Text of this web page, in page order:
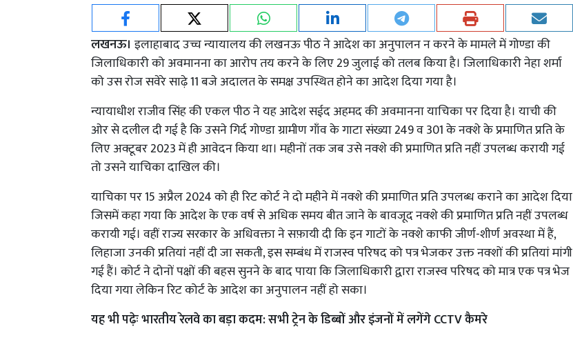
लखनऊ। इलाहाबाद उच्च न्यायालय की लखनऊ पीठ ने आदेश का अनुपालन न करने के मामले में गोण्डा की
जिलाधिकारी को अवमानना का आरोप तय करने के लिए 29 जुलाई को तलब किया है। जिलाधिकारी नेहा शर्मा
को उस रोज सवेरे साढ़े 11 बजे अदालत के समक्ष उपस्थित होने का आदेश दिया गया है।
न्यायाधीश राजीव सिंह की एकल पीठ ने यह आदेश सईद अहमद की अवमानना याचिका पर दिया है। याची की
ओर से दलील दी गई है कि उसने गिर्द गोण्डा ग्रामीण गाँव के गाटा संख्या 249 व 301 के नक्शे के प्रमाणित प्रति के
लिए अक्टूबर 2023 में ही आवेदन किया था। महीनों तक जब उसे नक्शे की प्रमाणित प्रति नहीं उपलब्ध करायी गई
तो उसने याचिका दाखिल की।
याचिका पर 15 अप्रैल 2024 को ही रिट कोर्ट ने दो महीने में नक्शे की प्रमाणित प्रति उपलब्ध कराने का आदेश दिया
जिसमें कहा गया कि आदेश के एक वर्ष से अधिक समय बीत जाने के बावजूद नक्शे की प्रमाणित प्रति नहीं उपलब्ध
करायी गई। वहीं राज्य सरकार के अधिवक्ता ने सफ़ायी दी कि इन गाटों के नक्शे काफी जीर्ण-शीर्ण अवस्था में हैं,
लिहाजा उनकी प्रतियां नहीं दी जा सकती, इस सम्बंध में राजस्व परिषद को पत्र भेजकर उक्त नक्शों की प्रतियां मांगी
गई हैं। कोर्ट ने दोनों पक्षों की बहस सुनने के बाद पाया कि जिलाधिकारी द्वारा राजस्व परिषद को मात्र एक पत्र भेज
दिया गया लेकिन रिट कोर्ट के आदेश का अनुपालन नहीं हो सका।
यह भी पढ़ेःभारतीय रेलवे का बड़ा कदम: सभी ट्रेन के डिब्बों और इंजनों में लगेंगे CCTV कैमरे